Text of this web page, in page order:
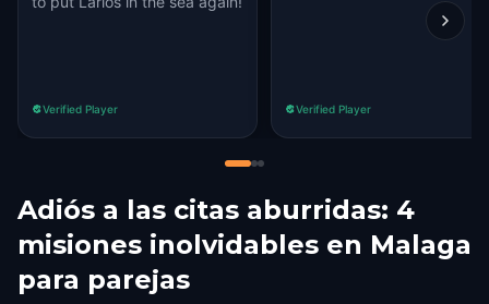
Verified Player Verified Player
Adiós a las citas aburridas: 4
misiones inolvidables en Malaga
para parejas